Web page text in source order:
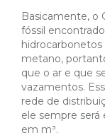
Basicamente, o
fóssil
hidrocarbonetos
metano,
que o ar e que
vazamentos.
rede de
ele sempre será
em m³.